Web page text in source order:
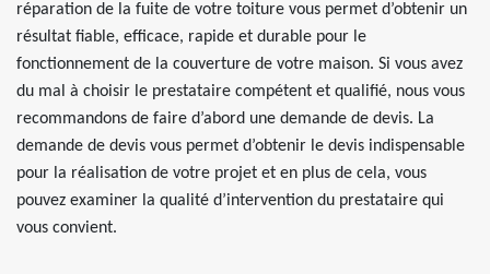
réparation de la fuite de votre toiture vous permet d’obtenir un
résultat fiable, efficace, rapide et durable pour le
fonctionnement de la couverture de votre maison. Si vous avez
du mal à choisir le prestataire compétent et qualifié, nous vous
recommandons de faire d’abord une demande de devis. La
demande de devis vous permet d’obtenir le devis indispensable
pour la réalisation de votre projet et en plus de cela, vous
pouvez examiner la qualité d’intervention du prestataire qui
vous convient.